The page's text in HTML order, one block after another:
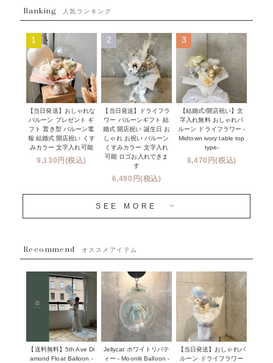
ムーンリットバルーン
コンフェッティバルーン
フリンジバルーン
デコレーションセット
プロップスバルーン
オプション
成人式・卒業式・入学式バルーンブーケ
開店・周年祝い
発表会・劇場
その他お祝い
クリスマス
新商品
~３０００円
~５５００円
１１０００円以上
NEW YORK MIND - ニューヨークスタイルバルーン
※コンフェッティバルーン -プリント内容-
発送について
Q&A
メッセージカード・電報について
オーダーメイドについて
セミオーダーについて
フリンジバルーンについて
コンフェッティバルーンについて
ハワイウェディングサービス
企業・法人様
ウェディングコンフェッティバルーン特集
実店舗について -大阪 堀江店・名古屋 星ヶ丘店・滋賀 配送
センター店・沖縄 嘉手納基地店-
プリントサービス
Ranking 人気ランキング
1
【当日発送】おしゃれな
バルーン プレゼント ギ
フト 置き型 バルーン電
報 結婚式 開店祝い くす
みカラー 文字入れ可能
9,130円(税込)
2
【当日発送】ドライフラ
ワー バルーンギフト 結
婚式 開店祝い 誕生日 お
しゃれ お祝い バルーン
くすみカラー 文字入れ
可能 ロゴお入れできま
す
6,490円(税込)
3
【結婚式/開店祝い】文
字入れ無料 おしゃれバ
ルーン ドライフラワー -
Midtown ivory table top
type-
8,470円(税込)
SEE MORE
Recommend オススメアイテム
【送料無料】5th Ave Di
amond Float Balloon -
Jellycat ホワイトリバテ
ィー - Moonlit Balloon -
【当日発送】おしゃれバ
ルーン ドライフラワー